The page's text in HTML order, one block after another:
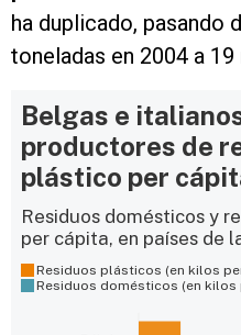
ha duplicado, pasando
toneladas en 2004 a